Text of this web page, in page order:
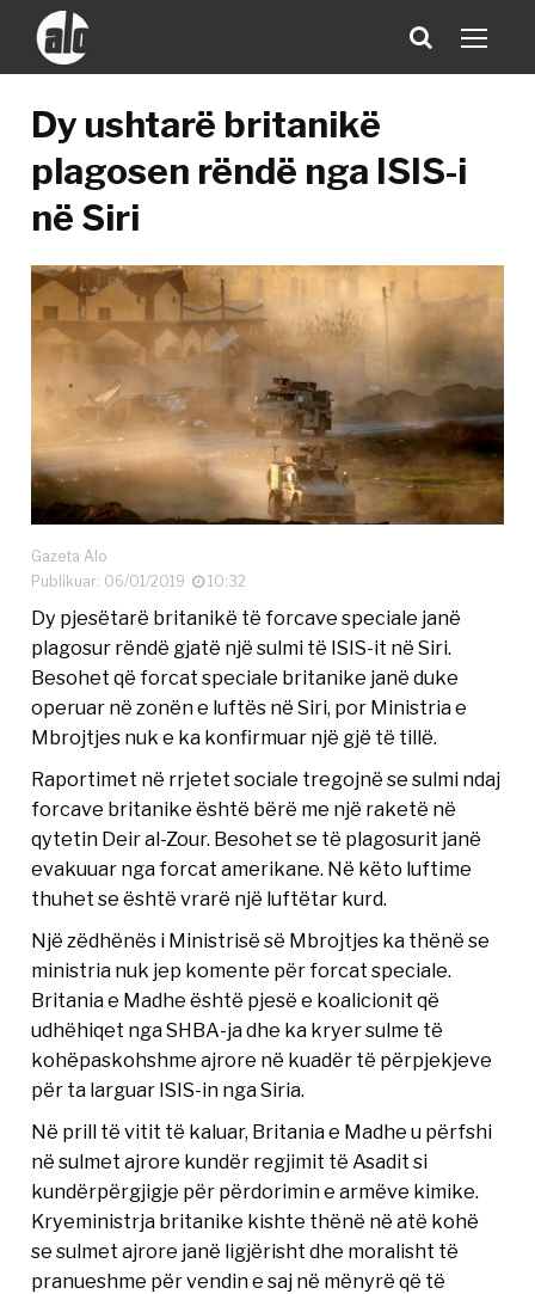
Dy ushtarë britanikë
plagosen rëndë nga ISIS-i
në Siri
Gazeta Alo
Publikuar: 06/01/2019
10:32
Dy pjesëtarë britanikë të forcave speciale janë
plagosur rëndë gjatë një sulmi të ISIS-it në Siri.
Besohet që forcat speciale britanike janë duke
operuar në zonën e luftës në Siri, por Ministria e
Mbrojtjes nuk e ka konfirmuar një gjë të tillë.
Raportimet në rrjetet sociale tregojnë se sulmi ndaj
forcave britanike është bërë me një raketë në
qytetin Deir al-Zour. Besohet se të plagosurit janë
evakuuar nga forcat amerikane. Në këto luftime
thuhet se është vrarë një luftëtar kurd.
Një zëdhënës i Ministrisë së Mbrojtjes ka thënë se
ministria nuk jep komente për forcat speciale.
Britania e Madhe është pjesë e koalicionit që
udhëhiqet nga SHBA-ja dhe ka kryer sulme të
kohëpaskohshme ajrore në kuadër të përpjekjeve
për ta larguar ISIS-in nga Siria.
Në prill të vitit të kaluar, Britania e Madhe u përfshi
në sulmet ajrore kundër regjimit të Asadit si
kundërpërgjigje për përdorimin e armëve kimike.
Kryeministrja britanike kishte thënë në atë kohë
se sulmet ajrore janë ligjërisht dhe moralisht të
pranueshme për vendin e saj në mënyrë që të